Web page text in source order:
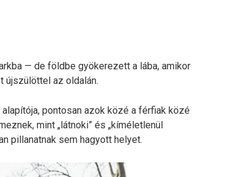
— de földbe gyökerezett a lába, amikor
újszülöttel az oldalán.
pontosan azok közé a férfiak közé
mint „látnoki” és „kíméletlenül
pillanatnak sem hagyott helyet.